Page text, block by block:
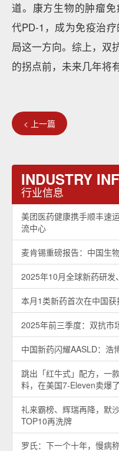
道。康方生物的肿瘤
代PD-1，成为免疫治
局这一方向。综上，双
的拐点前，未来几年将
< 上一篇
INDUSTRY
行业信息
美团医药健康携手顺丰速
流中心
麦肯锡重磅报告：中国生
2025年10月全球新药研发
本月1类新药首次在中国
2025年前三季度：双抗市
中国新药闪耀AASLD：浩
跳出「红牛式」配方，一
料，在美国7-Eleven卖爆了
礼来霸榜、辉瑞再降，默
TOP10再洗牌
罗氏：下一个十年，慢病